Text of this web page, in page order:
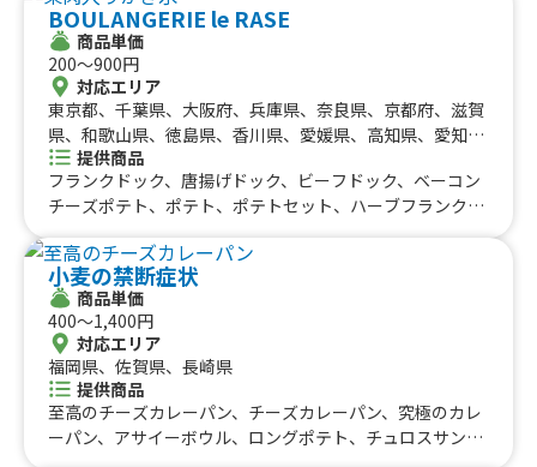
愛知県静岡県三重県岐阜県
中国のケータリングカー
鳥取県島根県岡山県広島県山口県
四国のケータリングカー
徳島県香川県愛媛県高知県
九州のケータリングカー
福岡県佐賀県長崎県熊本県
沖縄のケータリングカー
沖縄県
#ローストビーフ
#スムージー
#アイスクリーム
#クリームソーダ
#ケーキ
#クロッフル #モンブラン #お弁当
#パフェ
#フルーツジュース
#パン #韓国料理
#パンケーキ
#海鮮
#和菓子 #和食 #ご当地グルメ
#串焼き
#流行グルメ
#丼ぶり #台湾料理
#ベトナム料理
#りんご飴・フルーツ飴
#アサイーボウル
BOULANGERIE le RASE
商品単価
200〜900円
対応エリア
東京都、千葉県、大阪府、兵庫県、奈良県、京都府、滋賀
県、和歌山県、徳島県、香川県、愛媛県、高知県、愛知
県、岐阜県、北海道、神奈川県、埼玉県、栃木県、静岡
県、三重県、広島県、福岡県、長崎県、茨城県、群馬県、
山梨県、新潟県、富山県、石川県、福井県、長野県、鳥取
宮崎県、鹿児島県
提供商品
フランクドック、唐揚げドック、ビーフドック、ベーコン
チーズポテト、ポテト、ポテトセット、ハーブフランク、
モネード、コーラ、コーヒー、カフェオレ、抹茶オレ、ビ
ール、酎ハイレモン、ノンアルコールビール、果肉入りか
き氷、かき氷、たこ焼き(７個入り)
小麦の禁断症状
商品単価
400〜1,400円
対応エリア
福岡県、佐賀県、長崎県
提供商品
至高のチーズカレーパン、チーズカレーパン、究極のカレ
ーパン、アサイーボウル、ロングポテト、チュロスサンデ